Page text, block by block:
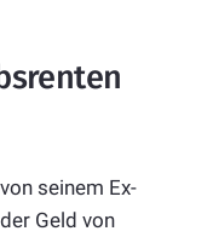
seinem Ex-
Geld von